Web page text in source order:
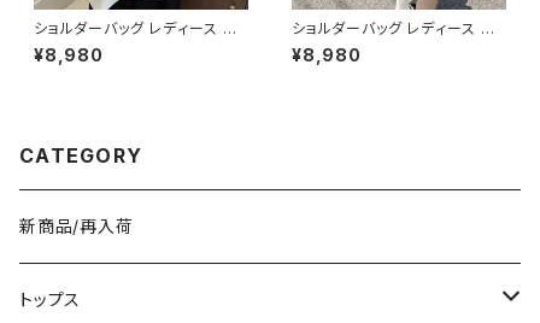
ショルダーバッグ レディース ミ
ニバッグ 2WAYバッグ ハンドバ
ッグ 斜めがけバッグ レトロバッ
¥8,980
ショルダーバッグ レディース メッ
センジャーバッグ 斜めがけバッ
グ レディースバッグ カジュアル
¥8,980
CATEGORY
新商品/再入荷
トップス